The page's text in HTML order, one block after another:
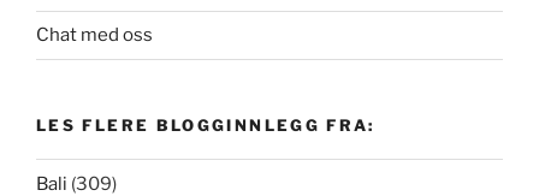
Chat med oss
LES FLERE BLOGGINNLEGG FRA:
Bali (309)